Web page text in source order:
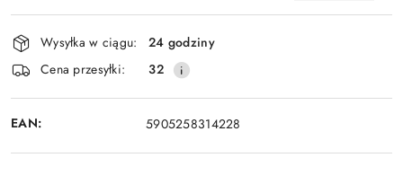
Wyślij
Dostępność
i
dostawa
Wysyłka w ciągu:
24 godziny
Cena przesyłki:
32
EAN: 5905258314228